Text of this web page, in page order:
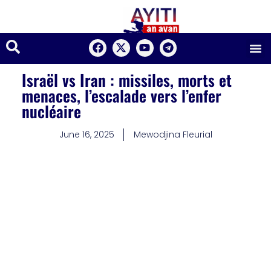
Israël vs Iran : missiles, morts et
menaces, l’escalade vers l’enfer
nucléaire
June 16, 2025 Mewodjina Fleurial